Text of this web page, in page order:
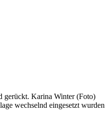
gerückt. Karina Winter (Foto)
wechselnd eingesetzt wurden